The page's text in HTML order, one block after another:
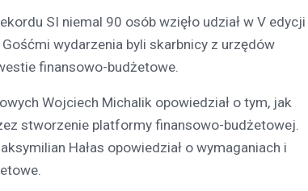
SI niemal 90 osób wzięło udział w V edycji
wydarzenia byli skarbnicy z urzędów
finansowo-budżetowe.
Wojciech Michalik opowiedział o tym, jak
stworzenie platformy finansowo-budżetowej.
Hałas opowiedział o wymaganiach i